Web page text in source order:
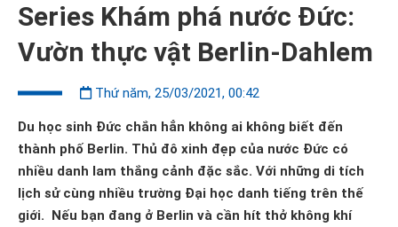
Series Khám phá nước Đức:
Vườn thực vật Berlin-Dahlem
Thứ năm, 25/03/2021, 00:42
Du học sinh Đức chắn hẳn không ai không biết đến
thành phố Berlin. Thủ đô xinh đẹp của nước Đức có
nhiều danh lam thắng cảnh đặc sắc. Với những di tích
lịch sử cùng nhiều trường Đại học danh tiếng trên thế
giới. Nếu bạn đang ở Berlin và cần hít thở không khí